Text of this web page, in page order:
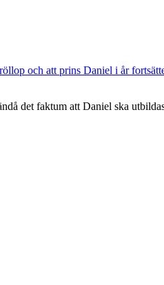
och att prins Daniel i år
det faktum att Daniel ska